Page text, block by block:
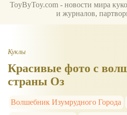
ToyByToy.com - новости мира
и журналов,
Куклы
Красивые фото с
страны Оз
Волшебник Изумрудного Города